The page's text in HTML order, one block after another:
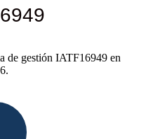
de gestión IATF16949 en